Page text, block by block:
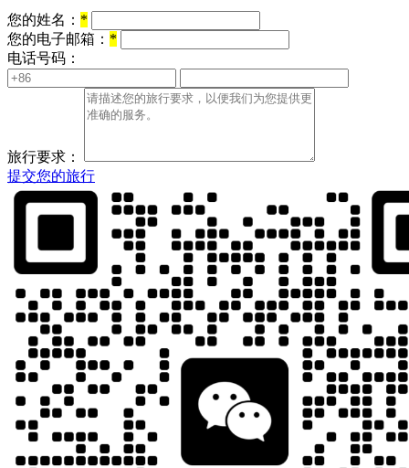
您的姓名： *
您的电子邮箱： *
电话号码：
旅行要求：
提交您的旅行